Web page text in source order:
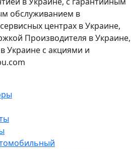
обслуживанием в
центрах в Украине,
Производителя в Украине,
Украине с акциями и